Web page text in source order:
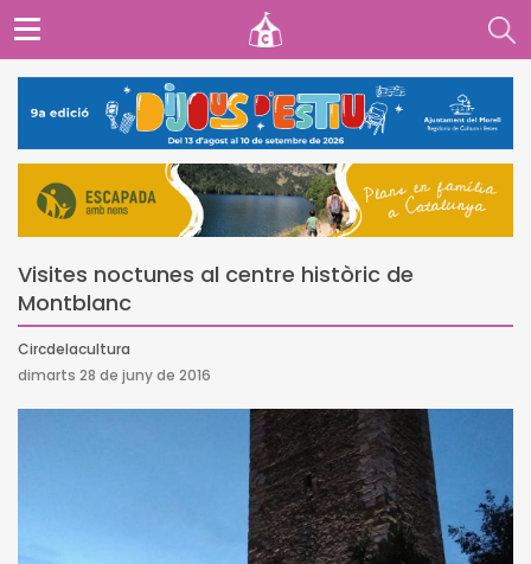
Visites noctunes al centre històric de
Montblanc
Circdelacultura
dimarts 28 de juny de 2016